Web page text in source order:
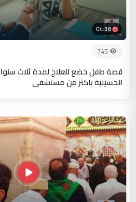
04:38
745
قصة طفل خضع للعلاج لمدة ثلاث
الحسينية باكثر من مستشفى